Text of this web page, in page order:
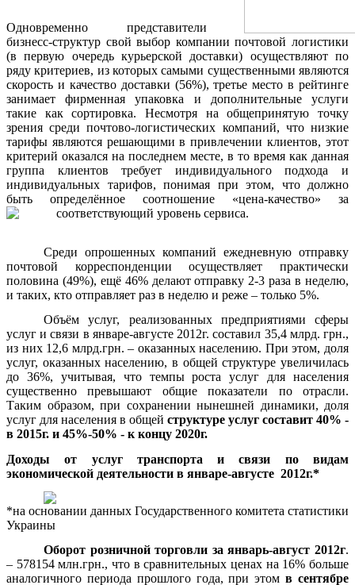
Одновременно представители
бизнесс-структур свой выбор компании почтовой логистики
(в первую очередь курьерской доставки) осуществляют по
ряду критериев, из которых самыми существенными являются
скорость и качество доставки (56%), третье место в рейтинге
занимает фирменная упаковка и дополнительные услуги
такие как сортировка. Несмотря на общепринятую точку
зрения среди почтово-логистических компаний, что низкие
тарифы являются решающими в привлечении клиентов, этот
критерий оказался на последнем месте, в то время как данная
группа клиентов требует индивидуального подхода и
индивидуальных тарифов, понимая при этом, что должно
быть определённое соотношение «цена-качество» за
соответствующий уровень сервиса.
Среди опрошенных компаний ежедневную отправку
почтовой корреспонденции осуществляет практически
половина (49%), ещё 46% делают отправку 2-3 раза в неделю,
и таких, кто отправляет раз в неделю и реже – только 5%.
Объём услуг, реализованных предприятиями сферы
услуг и связи в январе-августе 2012г. составил 35,4 млрд. грн.,
из них 12,6 млрд.грн. – оказанных населению. При этом, доля
услуг, оказанных населению, в общей структуре увеличилась
до 36%, учитывая, что темпы роста услуг для населения
существенно превышают общие показатели по отрасли.
Таким образом, при сохранении нынешней динамики, доля
услуг для населения в общей структуре услуг составит 40% -
в 2015г. и 45%-50% - к концу 2020г.
Доходы от услуг транспорта и связи по видам
экономической деятельности в январе-августе 2012г.*
*на основании данных Государственного комитета статистики
Украины
Оборот розничной торговли за январь-август 2012г.
– 578154 млн.грн., что в сравнительных ценах на 16% больше
аналогичного периода прошлого года, при этомв сентябре